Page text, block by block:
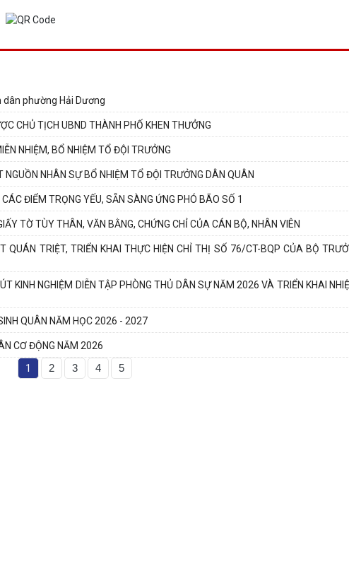
dân phường Hải Dương
CHỦ TỊCH UBND THÀNH PHỐ KHEN THƯỞNG
NHIỆM, BỔ NHIỆM TỔ ĐỘI TRƯỞNG
NHÂN SỰ BỔ NHIỆM TỔ ĐỘI TRƯỞNG DÂN QUÂN
ĐIỂM TRỌNG YẾU, SẴN SÀNG ỨNG PHÓ BÃO SỐ 1
TỜ TÙY THÂN, VĂN BẰNG, CHỨNG CHỈ CỦA CÁN BỘ, NHÂN VIÊN
QUÁN TRIỆT, TRIỂN KHAI THỰC HIỆN CHỈ THỊ SỐ 76/CT-BQP CỦA BỘ
KINH NGHIỆM DIỄN TẬP PHÒNG THỦ DÂN SỰ NĂM 2026 VÀ TRIỂN KHAI
QUÂN NĂM HỌC 2026 - 2027
CƠ ĐỘNG NĂM 2026
1 2 3 4 5